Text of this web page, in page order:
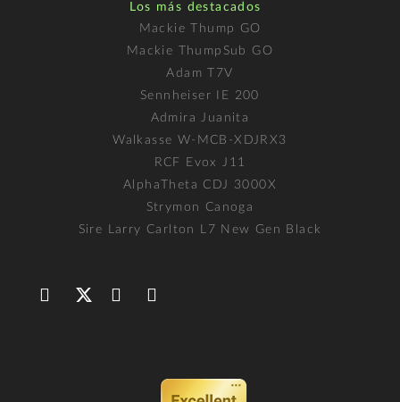
Los más destacados
Mackie Thump GO
Mackie ThumpSub GO
Adam T7V
Sennheiser IE 200
Admira Juanita
Walkasse W-MCB-XDJRX3
RCF Evox J11
AlphaTheta CDJ 3000X
Strymon Canoga
Sire Larry Carlton L7 New Gen Black